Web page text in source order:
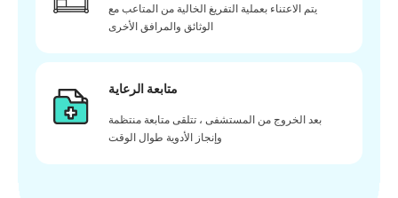
يتم الاعتناء بعملية التفريغ الخالية من المتاعب مع
الوثائق والمرافق الأخرى
متابعة الرعاية
بعد الخروج من المستشفى ، تتلقى متابعة منتظمة
وإنجاز الأدوية طوال الوقت